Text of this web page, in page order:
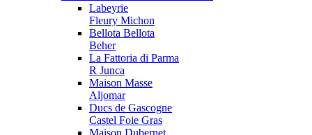
Labeyrie
Fleury Michon
Bellota Bellota
Beher
La Fattoria di Parma
R Junca
Maison Masse
Aljomar
Ducs de Gascogne
Castel Foie Gras
Maison Dubernet